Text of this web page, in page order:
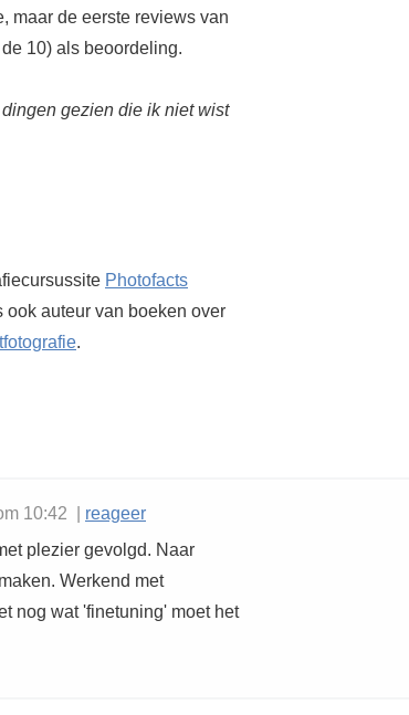
maar de eerste reviews van
10) als beoordeling.
gezien die ik niet wist
Photofacts
auteur van boeken over
.
10:42 | reageer
plezier gevolgd. Naar
Werkend met
nog wat 'finetuning' moet het